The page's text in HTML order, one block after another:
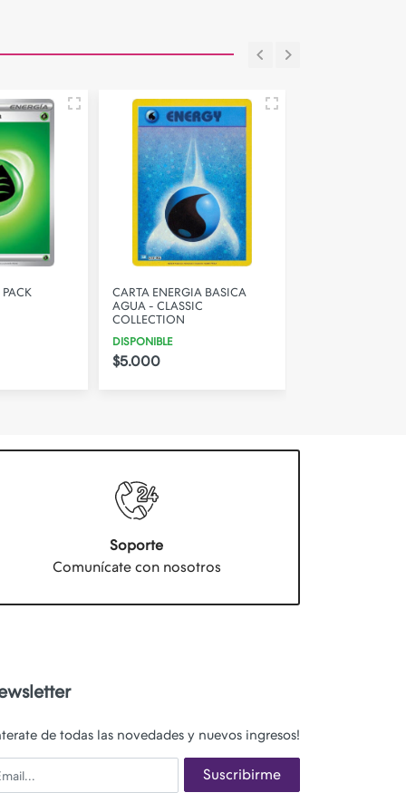
CARTA ENERGIA BASICA
AGUA - CLASSIC
COLLECTION
DISPONIBLE
$5.000
Soporte
Comunícate con nosotros
de todas las novedades y nuevos ingresos!
Suscribirme